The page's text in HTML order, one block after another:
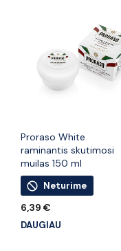
Proraso White
raminantis skutimosi
muilas 150 ml
Neturime
6,39 €
DAUGIAU